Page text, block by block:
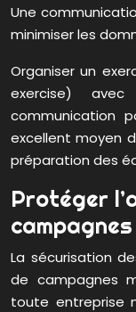
Une
minimiser les
Organiser un
exercise)
communication
excellent moyen
préparation des
Protéger
campagnes
La sécurisation
de campagnes
toute entreprise